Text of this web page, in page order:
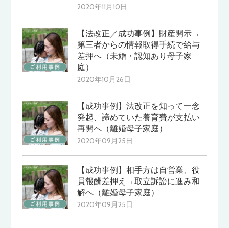
2020年11月10日
【法改正／成功事例】財産開示→
第三者からの情報取得手続で給与
差押へ（未婚・認知あり母子家
庭）
2020年10月26日
【成功事例】法改正を知って一念
発起、諦めていた養育費が支払い
再開へ（離婚母子家庭）
2020年09月25日
【成功事例】相手方は自営業、役
員報酬差押え→取立訴訟に進み和
解へ（離婚母子家庭）
2020年09月25日